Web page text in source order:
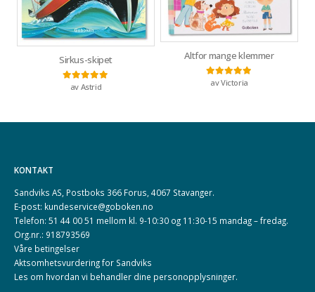
Sirkus-skipet
Vurdert5
av Astrid
Altfor mange klemmer
Vurdert5av 5
av Victoria
KONTAKT
Sandviks AS, Postboks 366 Forus, 4067 Stavanger.
E-post: kundeservice@goboken.no
Telefon: 51 44 00 51 mellom kl. 9-10:30 og 11:30-15 mandag – fredag.
Org.nr.: 918793569
Våre betingelser
Aktsomhetsvurdering for Sandviks
Les om hvordan vi behandler dine personopplysninger.